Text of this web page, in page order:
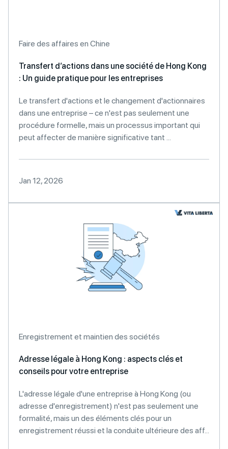
Faire des affaires en Chine
Transfert d’actions dans une société de Hong Kong
: Un guide pratique pour les entreprises
Le transfert d'actions et le changement d'actionnaires
dans une entreprise – ce n'est pas seulement une
procédure formelle, mais un processus important qui
peut affecter de manière significative tant ...
Jan 12, 2026
Enregistrement et maintien des sociétés
Adresse légale à Hong Kong : aspects clés et
conseils pour votre entreprise
L'adresse légale d'une entreprise à Hong Kong (ou
adresse d'enregistrement) n'est pas seulement une
formalité, mais un des éléments clés pour un
enregistrement réussi et la conduite ultérieure des aff...